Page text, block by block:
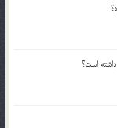
داشته است؟